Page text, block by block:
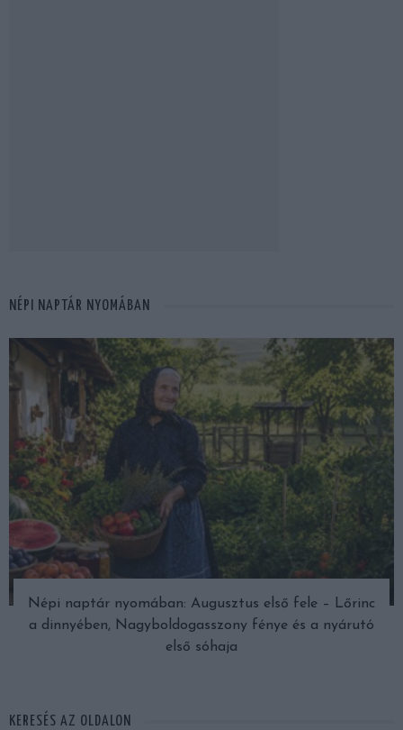
NÉPI NAPTÁR NYOMÁBAN
Népi naptár nyomában: Augusztus első fele – Lőrinc
a dinnyében, Nagyboldogasszony fénye és a nyárutó
első sóhaja
KERESÉS AZ OLDALON